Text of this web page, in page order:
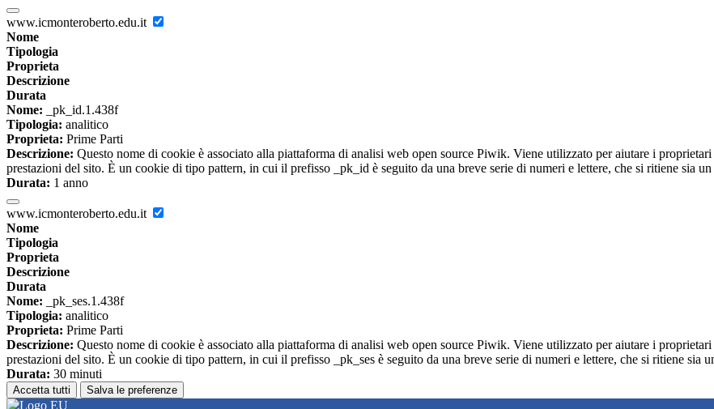
www.icmonteroberto.edu.it
Nome
Tipologia
Proprieta
Descrizione
Durata
Nome: _pk_id.1.438f
Tipologia: analitico
Proprieta: Prime Parti
Descrizione: Questo nome di cookie è associato alla piattaforma di analisi web open source Piwik. Viene utilizzato per aiutare i
prestazioni del sito. È un cookie di tipo pattern, in cui il prefisso _pk_id è seguito da una breve serie di numeri e lettere, che si ritiene sia
Durata: 1 anno
www.icmonteroberto.edu.it
Nome
Tipologia
Proprieta
Descrizione
Durata
Nome: _pk_ses.1.438f
Tipologia: analitico
Proprieta: Prime Parti
Descrizione: Questo nome di cookie è associato alla piattaforma di analisi web open source Piwik. Viene utilizzato per aiutare i
prestazioni del sito. È un cookie di tipo pattern, in cui il prefisso _pk_ses è seguito da una breve serie di numeri e lettere, che si ritiene
Durata: 30 minuti
Accetta tutti Salva le preferenze